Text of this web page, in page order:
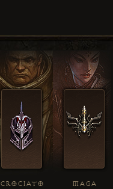
CROCIATO MAGA